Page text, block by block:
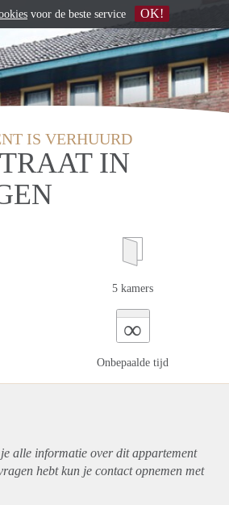
IS VERHUURD
IN
5 kamers
∞
Onbepaalde tijd
alle informatie over ditappartement
hebt kun je contact opnemen met
voor de beste service OK!